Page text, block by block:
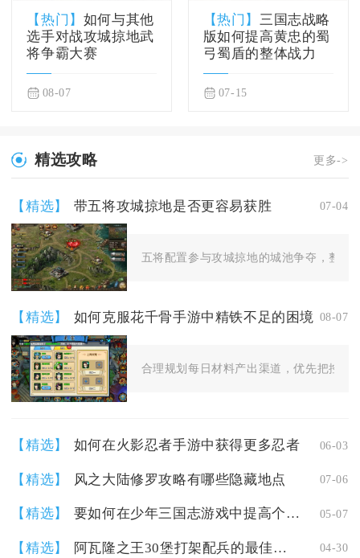
【热门】 如何与其他
选手对战攻城掠地武
将争霸大赛
08-07
【热门】三国志战略
版如何提高黄忠的蜀
弓蜀盾的整体战力
07-15
精选攻略 更多->
【精选】 带五将攻城掠地是否更容易获胜 07-04
五将配置参与攻城掠地的城池争夺，整体
【精选】 如何克服花千骨手游中精铁不足的困境 08-07
合理规划每日材料产出渠道，优先把控精
【精选】 如何在火影忍者手游中获得更多忍者 06-03
【精选】 风之大陆修罗攻略有哪些隐藏地点 07-06
【精选】 要如何在少年三国志游戏中提高个人战力 05-07
【精选】 阿瓦隆之王30堡打架配兵的最佳编队是什么 04-30